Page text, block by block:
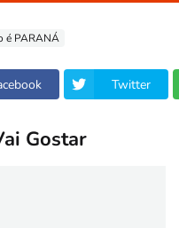
é PARANÁ
Twitter
Gostar